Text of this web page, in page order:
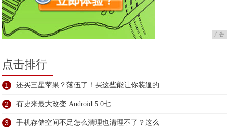
广告
点击排行
1 还买三星苹果？落伍了！买这些能让你装逼的
2 有史来最大改变 Android 5.0七
3 手机存储空间不足怎么清理也清理不了？这么